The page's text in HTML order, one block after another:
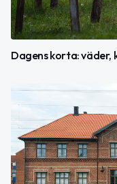
Dagens korta: väder,